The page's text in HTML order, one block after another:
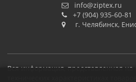
info@ziptex.ru
+7 (904) 935-60-81
г. Челябинск,
Вся информация, представленная